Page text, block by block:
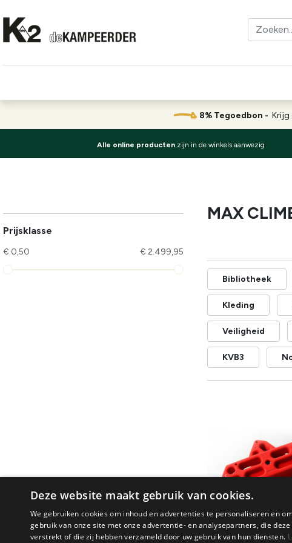
8% Tegoedbon - Krijg
Alle online producten zijn in de winkels aanwezig
Prijsklasse
€ 0,50 € 2.499,95
MAX
Bibliotheek
Kleding
Veiligheid
KVB3
Deze website maakt gebruik van cookies.
We gebruiken cookies om inhoud en advertenties te personaliseren en
gebruik van onze site met onze advertentie- en analysepartners, die
verstrekt of die zij hebben verzameld door uw gebruik van hun diensten.